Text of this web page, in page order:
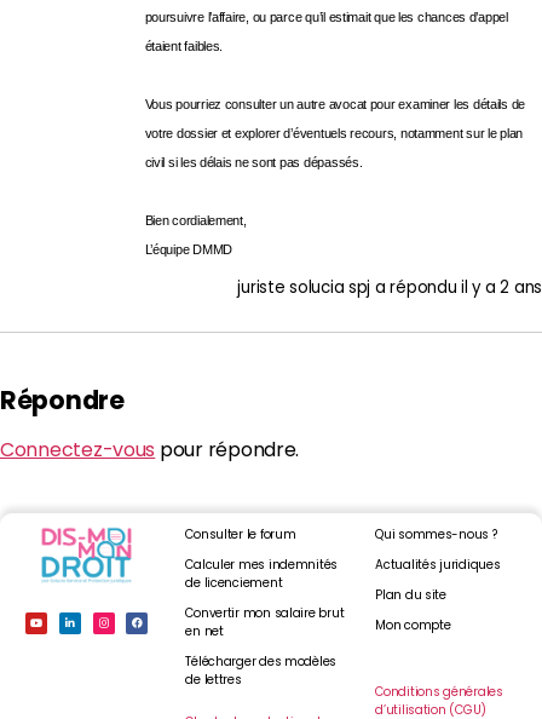
poursuivre l’affaire, ou parce qu’il estimait que les chances d’appel
étaient faibles.
Vous pourriez consulter un autre avocat pour examiner les détails de
votre dossier et explorer d’éventuels recours, notamment sur le plan
civil si les délais ne sont pas dépassés.
Bien cordialement,
L’équipe DMMD
juriste solucia spj a réponduil y a 2 ans
Répondre
Connectez-vous pour répondre.
Consulter le forum
Calculer mes indemnités
de licenciement
Convertir mon salaire brut
en net
Télécharger des modèles
de lettres
Qui sommes-nous ?
Actualités juridiques
Plan du site
Mon compte
Conditions générales
d’utilisation (CGU)